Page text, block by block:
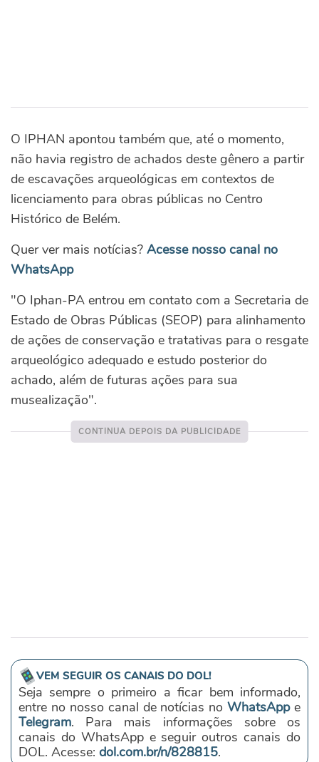
O IPHAN apontou também que, até o momento,
não havia registro de achados deste gênero a partir
de escavações arqueológicas em contextos de
licenciamento para obras públicas no Centro
Histórico de Belém.
Quer ver mais notícias? Acesse nosso canal no
WhatsApp
"O Iphan-PA entrou em contato com a Secretaria de
Estado de Obras Públicas (SEOP) para alinhamento
de ações de conservação e tratativas para o resgate
arqueológico adequado e estudo posterior do
achado, além de futuras ações para sua
musealização".
VEM SEGUIR OS CANAIS DO DOL!
Seja sempre o primeiro a ficar bem informado,
entre no nosso canal de notícias noWhatsAppe
Telegram. Para mais informações sobre os
canais do WhatsApp e seguir outros canais do
DOL. Acesse: dol.com.br/n/828815.